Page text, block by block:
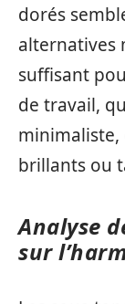
dorés
alternatives
suffisant
de travail,
brillants ou
Analyse
sur